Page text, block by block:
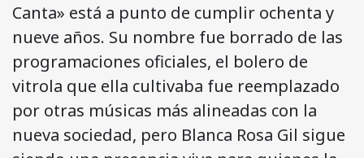
Canta» está a punto de cumplir ochenta y
nueve años. Su nombre fue borrado de las
programaciones oficiales, el bolero de
vitrola que ella cultivaba fue reemplazado
por otras músicas más alineadas con la
nueva sociedad, pero Blanca Rosa Gil sigue